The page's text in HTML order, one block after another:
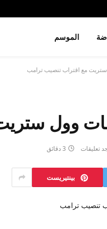
الموسم
مع اقتراب تنصيب ترامب
وول
تعليقات 3 دقائق
بينتيريست